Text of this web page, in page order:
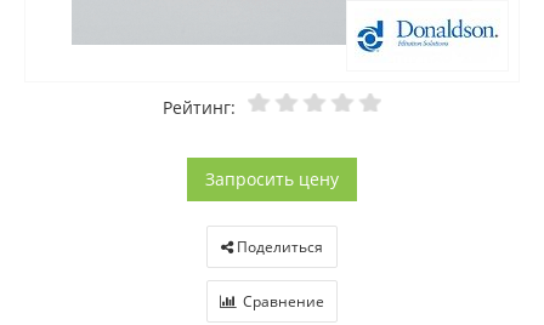
Рейтинг:
Запросить цену
Поделиться
Сравнение